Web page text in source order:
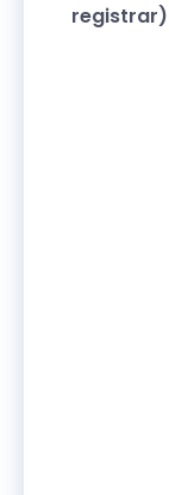
registrar)